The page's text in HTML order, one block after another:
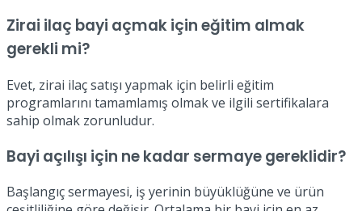
Zirai ilaç bayi açmak için eğitim almak
gerekli mi?
Evet, zirai ilaç satışı yapmak için belirli eğitim
programlarını tamamlamış olmak ve ilgili sertifikalara
sahip olmak zorunludur.
Bayi açılışı için ne kadar sermaye gereklidir?
Başlangıç sermayesi, iş yerinin büyüklüğüne ve ürün